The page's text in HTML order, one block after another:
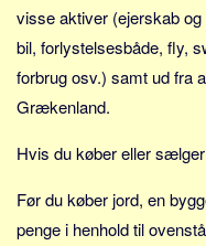
visse aktiver (ejerskab
bil, forlystelsesbåde, fly,
forbrug osv.) samt ud fra
Grækenland.
Hvis du køber eller
Før du køber jord, en
penge i henhold til